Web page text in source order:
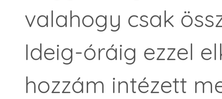
valahogy csak
Ideig-óráig ezzel
hozzám intézett